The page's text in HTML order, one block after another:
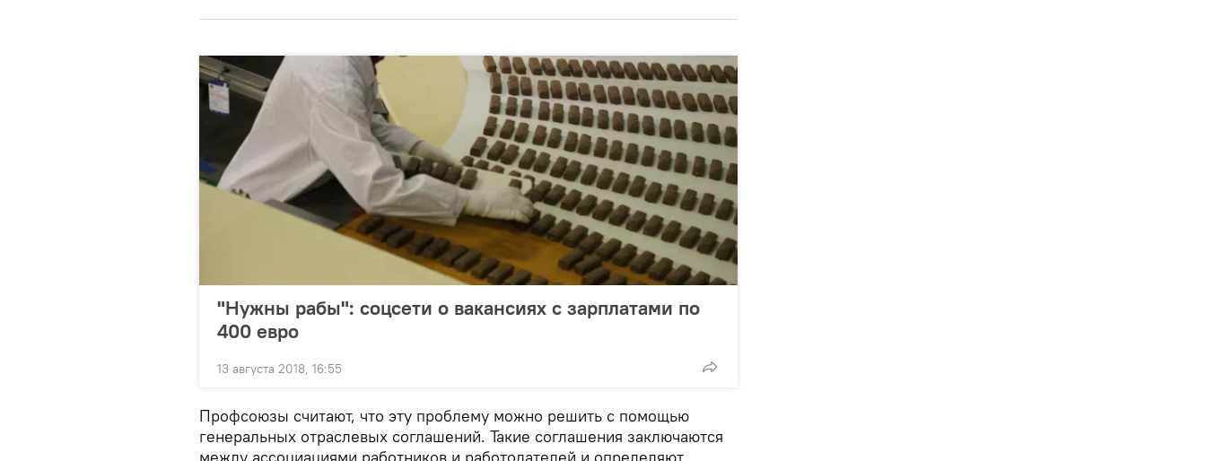
"Нужны рабы": соцсети о вакансиях с зарплатами по
400 евро
13 августа 2018, 16:55
Профсоюзы считают, что эту проблему можно решить с помощью
генеральных отраслевых соглашений. Такие соглашения заключаются